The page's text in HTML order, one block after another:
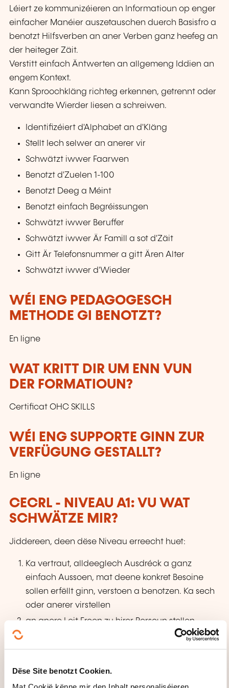
Dëse Site benotzt Cookien.
Léiert ze kommunizéieren an Informatioun op enger
einfacher Manéier auszetauschen duerch Basisfro a
benotzt Hilfsverben an aner Verben ganz heefeg an
der heiteger Zäit.
Verstitt einfach Äntwerten an allgemeng Iddien an
engem Kontext.
Kann Sproochkläng richteg erkennen, getrennt oder
verwandte Wierder liesen a schreiwen.
Identifizéiert d'Alphabet an d'Kläng
Stellt Iech selwer an anerer vir
Schwätzt iwwer Faarwen
Benotzt d'Zuelen 1-100
Benotzt Deeg a Méint
Benotzt einfach Begréissungen
Schwätzt iwwer Beruffer
Schwätzt iwwer Är Famill a sot d'Zäit
Gitt Är Telefonsnummer a gitt Ären Alter
Schwätzt iwwer d'Wieder
WÉI ENG PEDAGOGESCH
METHODE GI BENOTZT?
En ligne
WAT KRITT DIR UM ENN VUN
DER FORMATIOUN?
Certificat OHC SKILLS
WÉI ENG SUPPORTE GINN ZUR
VERFÜGUNG GESTALLT?
En ligne
CECRL - NIVEAU A1: VU WAT
SCHWÄTZE MIR?
Jiddereen, deen dëse Niveau erreecht huet:
Ka vertraut, alldeeglech Ausdréck a ganz
einfach Aussoen, mat deene konkret Besoine
sollen erfëllt ginn, verstoen a benotzen. Ka sech
oder anerer virstellen
an anere Leit Froen zu hirer Persoun stellen –
zum Beispill wou se wunnen, wéi eng Leit se
kennen, wéi eng Saache se hunn asw. – a kann